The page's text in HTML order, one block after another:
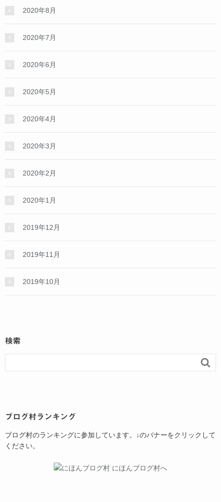
2020年8月
2020年7月
2020年6月
2020年5月
2020年4月
2020年3月
2020年2月
2020年1月
2019年12月
2019年11月
2019年10月
検索

ブログ村ランキング
ブログ村のランキングに参加しています。↓のバナーをクリックして
ください。